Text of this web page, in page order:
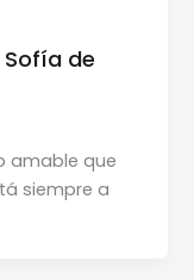
Sofía de
amable que
siempre a